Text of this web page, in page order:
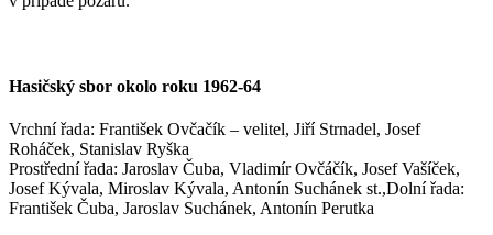
Hasičský sbor okolo roku 1962-64
Vrchní řada: František Ovčačík – velitel, Jiří Strnadel, Josef
Roháček, Stanislav Ryška
Prostřední řada: Jaroslav Čuba, Vladimír Ovčáčík, Josef Vašíček,
Josef Kývala, Miroslav Kývala, Antonín Suchánek st.,Dolní řada:
František Čuba, Jaroslav Suchánek, Antonín Perutka